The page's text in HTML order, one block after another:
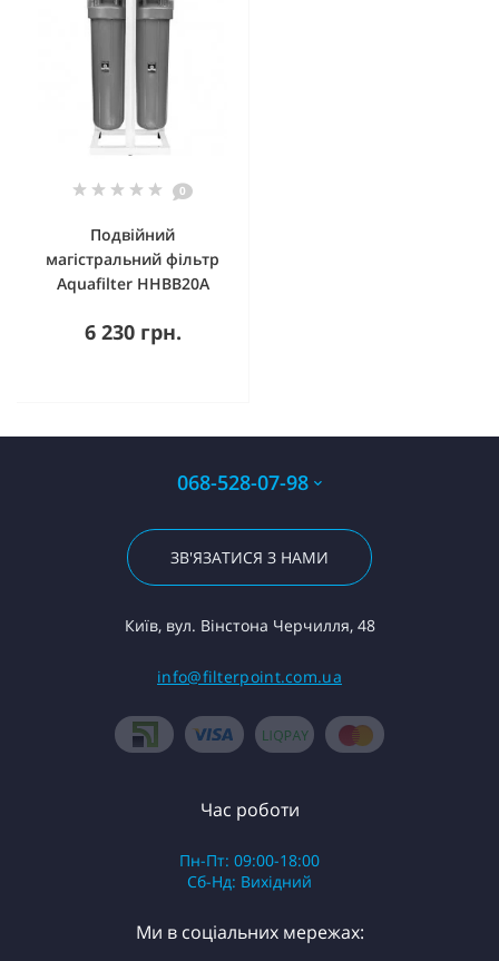
0
Подвійний
магістральний фільтр
Aquafilter HHBB20A
6 230 грн.
068-528-07-98
ЗВ'ЯЗАТИСЯ З НАМИ
Київ, вул. Вінстона Черчилля, 48
info@filterpoint.com.ua
Час роботи
Пн-Пт: 09:00-18:00
Сб-Нд: Вихідний
Ми в соціальних мережах: